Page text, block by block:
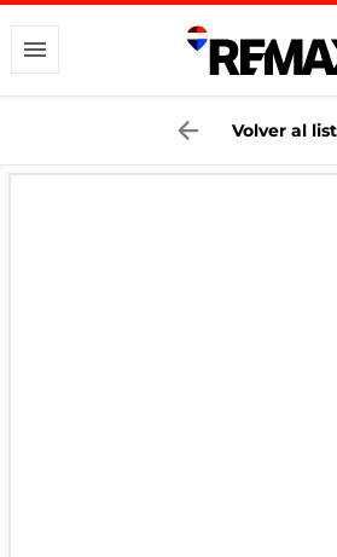
Volver al